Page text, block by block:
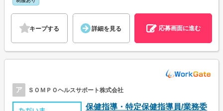
キープする 詳細を見る 応募画面に進む
ア ＳＯＭＰＯヘルスサポート株式会社
保健指導・特定保健指導員/業務委